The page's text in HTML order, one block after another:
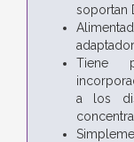
soportan
Tiene
a los